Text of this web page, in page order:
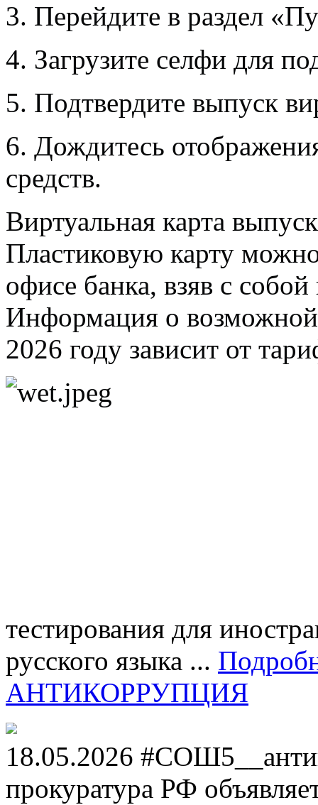
3. Перейдите в раздел
4. Загрузите селфи для
5. Подтвердите выпуск
6. Дождитесь
средств.
Виртуальная карта
Пластиковую карту
офисе банка, взяв с
Информация о возможной
2026 году зависит от
тестирования для
русского языка ...
АНТИКОРРУПЦИЯ
18.05.2026
прокуратура РФ